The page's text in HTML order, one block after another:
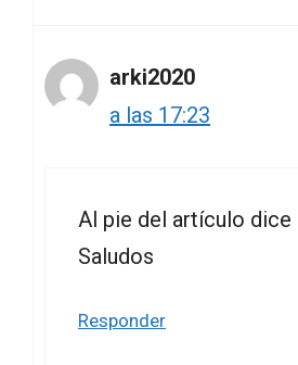
arki2020
a las 17:23
Al pie del artículo dice
Saludos
Responder